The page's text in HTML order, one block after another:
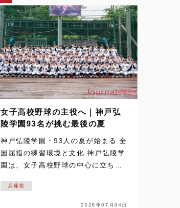
女子高校野球の主役へ｜神戸弘
陵学園93名が挑む最後の夏
神戸弘陵学園・93人の夏が始まる 全
国屈指の練習環境と文化 神戸弘陵学
園は、女子高校野球の中心に立ち続
の夏を追った取材は、梅雨空の下で
始まった。通常なら練習の中止や縮
兵庫県
2026年07月04日